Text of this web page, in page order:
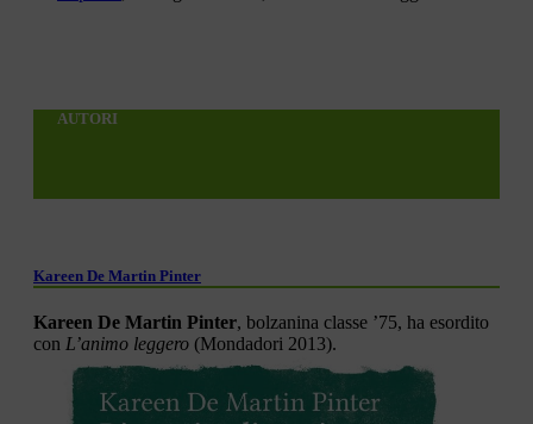
AUTORI
Kareen De Martin Pinter
Kareen De Martin Pinter, bolzanina classe ’75, ha esordito
con L’animo leggero (Mondadori 2013).